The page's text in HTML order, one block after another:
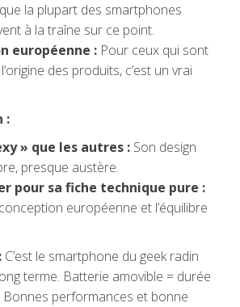
la plupart des smartphones
à la traîne sur ce point.
européenne : Pour ceux qui sont
des produits, c’est un vrai
:
» que les autres : Son design
presque austère.
pour sa fiche technique pure :
européenne et l’équilibre
C’est le smartphone du geek radin
terme. Batterie amovible = durée
Bonnes performances et bonne